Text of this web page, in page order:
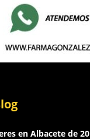
en Albacete de 20